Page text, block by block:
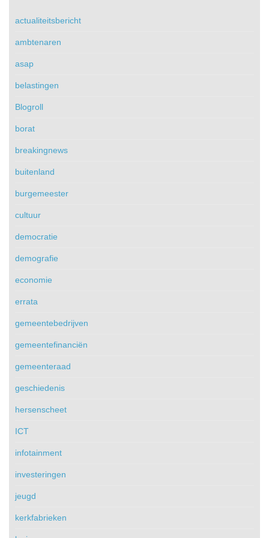
actualiteitsbericht
ambtenaren
asap
belastingen
Blogroll
borat
breakingnews
buitenland
burgemeester
cultuur
democratie
demografie
economie
errata
gemeentebedrijven
gemeentefinanciën
gemeenteraad
geschiedenis
hersenscheet
ICT
infotainment
investeringen
jeugd
kerkfabrieken